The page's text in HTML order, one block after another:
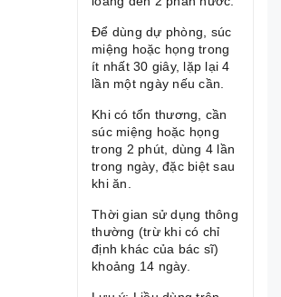
Để dùng dự phòng, súc
miệng hoặc họng trong
ít nhất 30 giây, lặp lại 4
lần một ngày nếu cần.
Khi có tổn thương, cần
súc miệng hoặc họng
trong 2 phút, dùng 4 lần
trong ngày, đặc biệt sau
khi ăn.
Thời gian sử dụng thông
thường (trừ khi có chỉ
định khác của bác sĩ)
khoảng 14 ngày.